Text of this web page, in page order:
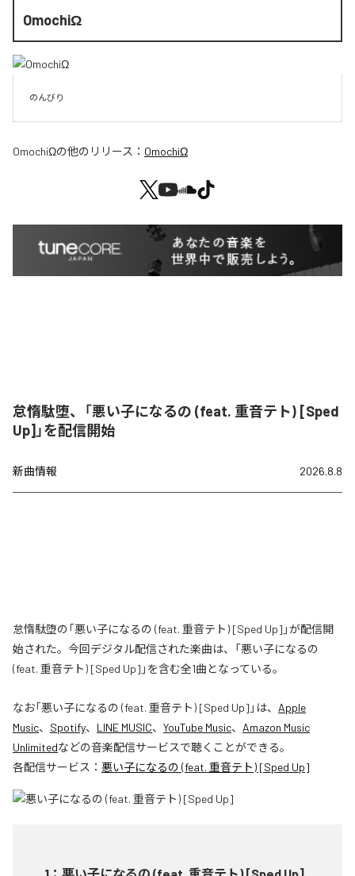
OmochiΩ
のんびり
OmochiΩの他のリリース： OmochiΩ
怠惰駄堕、「悪い子になるの (feat. 重音テト) [Sped
Up]」を配信開始
新曲情報 2026.8.8
怠惰駄堕の「悪い子になるの (feat. 重音テト) [Sped Up]」が配信開
始された。今回デジタル配信された楽曲は、「悪い子になるの
(feat. 重音テト) [Sped Up]」を含む全1曲となっている。
なお「悪い子になるの (feat. 重音テト) [Sped Up] 」は、 Apple
Music、 Spotify、 LINE MUSIC、 YouTube Music、 Amazon Music
Unlimitedなどの音楽配信サービスで聴くことができる。
各配信サービス： 悪い子になるの (feat. 重音テト) [Sped Up]
1 ： 悪い子になるの (feat. 重音テト) [Sped Up]